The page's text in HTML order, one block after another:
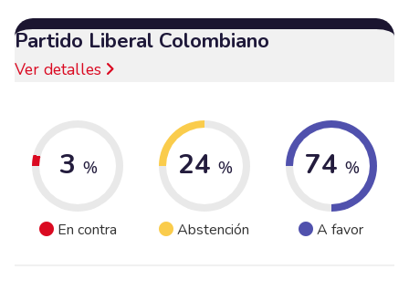
Partido Liberal Colombiano
Ver detalles
3 %
En contra
24 %
Abstención
74 %
A favor